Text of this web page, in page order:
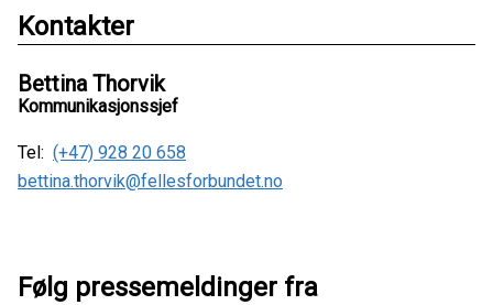
Kontakter
Bettina Thorvik
Kommunikasjonssjef
Tel: (+47) 928 20 658
bettina.thorvik@fellesforbundet.no
Følg pressemeldinger fra